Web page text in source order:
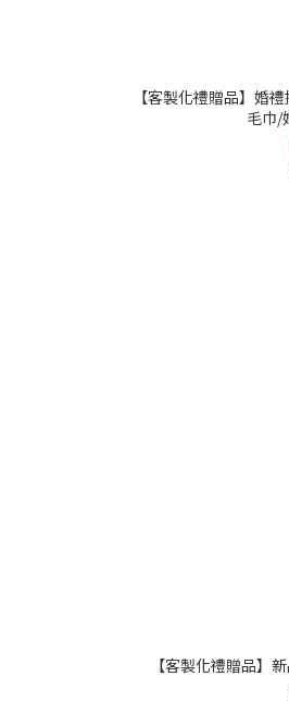
【客製化禮贈品】婚
毛巾/
【客製化禮贈品】